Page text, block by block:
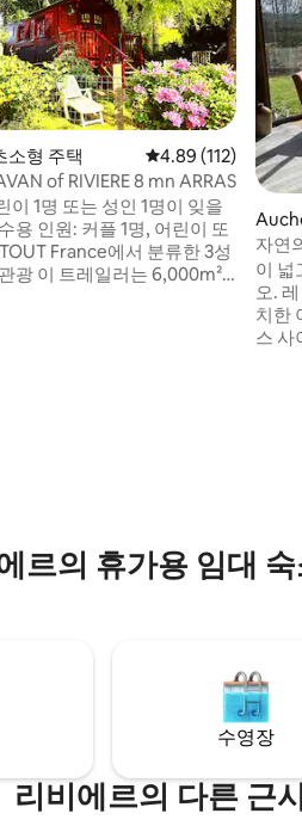
개
소형 주택 평점 4.89점(5점 만
4.89 (112)
of RIVIERE 8 mn ARRAS
이 1명 또는 성인 1명이 잊을
용 인원: 커플 1명, 어린이 또
France에서 분류한 3성
광 이 트레일러는 6,000m²
자연
이 넓
오.
치한 아
스 사
르의 휴가용 임대
수영장
리비에르의 다른 근